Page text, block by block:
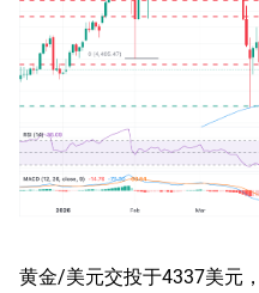
黄金/美元交投于4337美元